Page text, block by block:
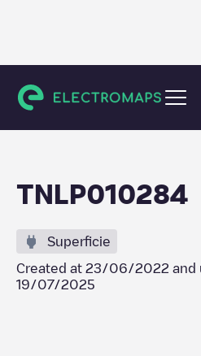
Amsterdam
TNLP010284
Superficie
Created at 23/06/2022 and
19/07/2025